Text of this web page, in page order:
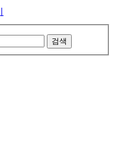
검색